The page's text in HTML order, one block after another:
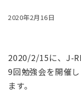
2020年2月16日
2020/2/15に、J-
9回勉強会を開催
ます。